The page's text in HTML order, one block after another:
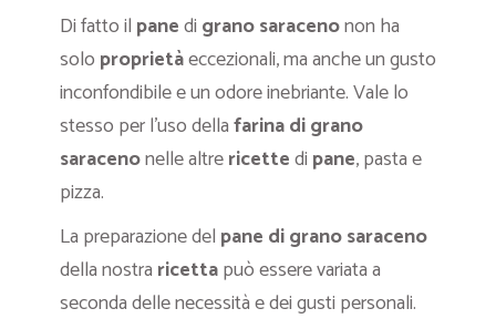
Di fatto il panedi grano saracenonon ha
solo proprietàeccezionali, ma anche un gusto
inconfondibile e un odore inebriante. Vale lo
stesso per l’uso dellafarina di grano
saracenonelle altrericettedi pane, pasta e
pizza.
La preparazione del pane digrano saraceno
della nostra ricettapuò essere variata a
seconda delle necessità e dei gusti personali.